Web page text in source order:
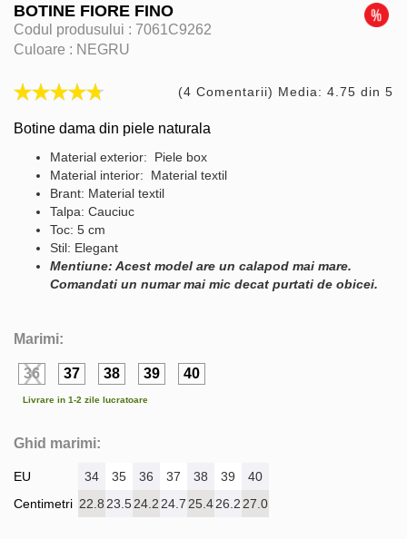
BOTINE FIORE FINO
Codul produsului : 7061C9262
Culoare : NEGRU
(4 Comentarii) Media: 4.75 din 5
Botine dama din piele naturala
Material exterior: Piele box
Material interior: Material textil
Brant: Material textil
Talpa: Cauciuc
Toc: 5 cm
Stil: Elegant
Mentiune: Acest model are un calapod mai mare.
Comandati un numar mai mic decat purtati de obicei.
Marimi:
36 37 38 39 40
Livrare in 1-2 zile lucratoare
Ghid marimi:
EU
Centimetri
34 35 36 37 38 39
40
22.8 23.524.2 24.7 25.426.2 27.0